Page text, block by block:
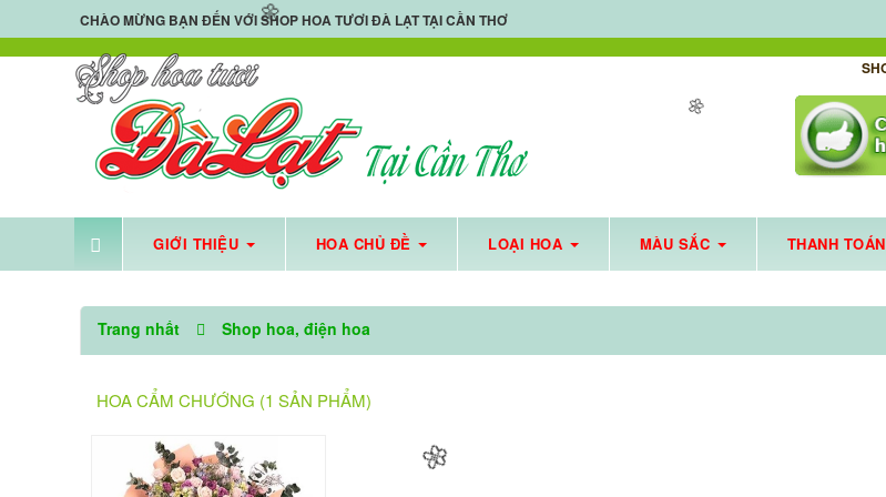
GIỚI THIỆU HOA CHỦ ĐỀ LOẠI HOA MÀU SẮC THANH TOÁN
SHOP HOA TƯƠI CẦN THƠ HỖ TRỢ GIAO HOA TẬN NƠI MÙA DỊCH - HOẠT
CHÀO MỪNG BẠN ĐẾN VỚISHOP HOA TƯƠI ĐÀ LẠT TẠI CẦN THƠ
Trang nhất Shop hoa, điện hoa
HOA CẨM CHƯỚNG (1 SẢN PHẨM)
🌼
🌼